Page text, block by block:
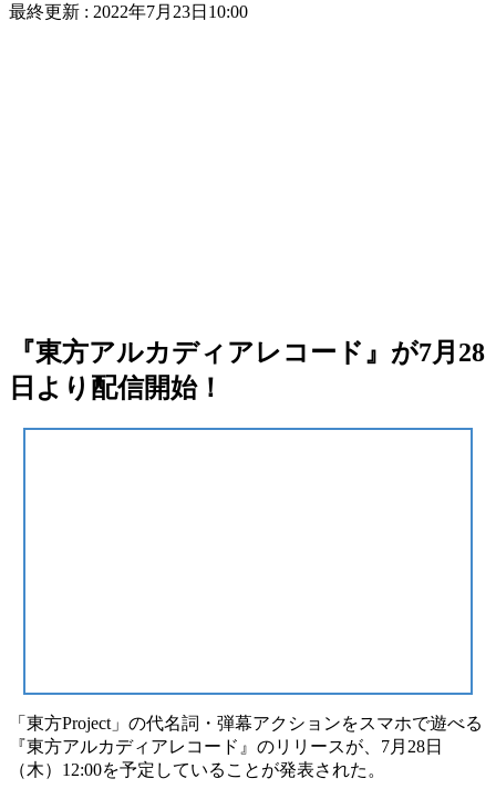
最終更新 : 2022年7月23日10:00
『東方アルカディアレコード』が7月28
日より配信開始！
「東方Project」の代名詞・弾幕アクションをスマホで遊べる
『東方アルカディアレコード』のリリースが、 7月28日
（木）12:00を予定していることが発表された。